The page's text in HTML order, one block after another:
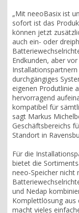
„Mit neeoBasix ist
sofort ist das
können jetzt
auch ein- oder
Endkunden, aber
durchgängiges
eigenen Produtlinie
hervorragend
kompatibel für
sagt Markus
Geschäftsbereichs
Standort in
Für die
bietet die
neeo-Speicher
und Nedap
Komplettlösung aus
macht vieles